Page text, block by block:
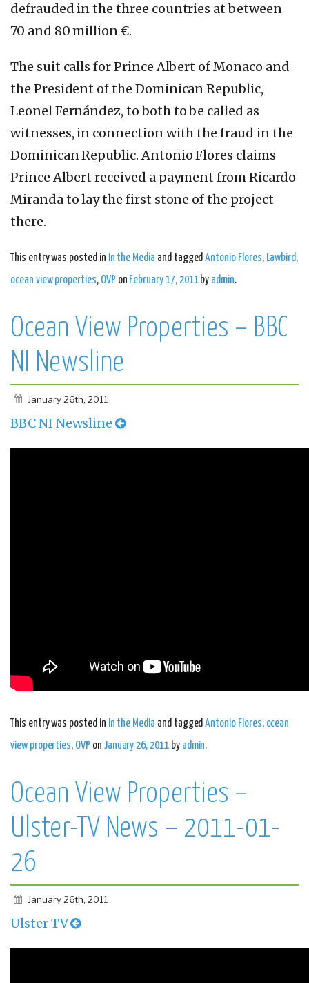
defrauded in the three countries at between
70 and 80 million €.
The suit calls for Prince Albert of Monaco and
the President of the Dominican Republic,
Leonel Fernández, to both to be called as
witnesses, in connection with the fraud in the
Dominican Republic. Antonio Flores claims
Prince Albert received a payment from Ricardo
Miranda to lay the first stone of the project
there.
This entry was posted in In the Media and taggedAntonio Flores, Lawbird,
ocean view properties, OVP on February 17, 2011by admin.
Ocean View Properties – BBC
NI Newsline
January 26th, 2011
BBC NI Newsline
This entry was posted in In the Media and taggedAntonio Flores, ocean
view properties, OVP on January 26, 2011by admin.
Ocean View Properties –
Ulster-TV News – 2011-01-
26
January 26th, 2011
Ulster TV